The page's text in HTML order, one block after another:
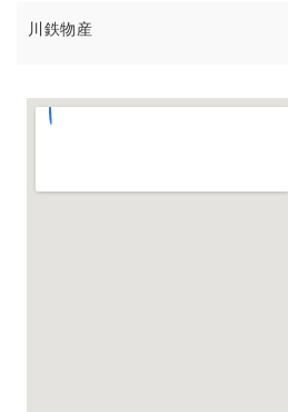
川鉄物産